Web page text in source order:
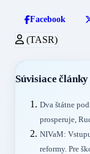
Facebook
(TASR)
Súvisiace články
Dva štátne
prosperuje,
NIVaM:
reformy. Pre